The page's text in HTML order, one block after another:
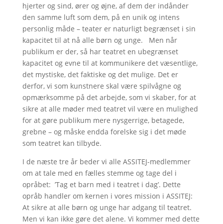
hjerter og sind, ører og øjne, af dem der indånder
den samme luft som dem, på en unik og intens
personlig måde – teater er naturligt begrænset i sin
kapacitet til at nå alle børn og unge. Men når
publikum er der, så har teatret en ubegrænset
kapacitet og evne til at kommunikere det væsentlige,
det mystiske, det faktiske og det mulige. Det er
derfor, vi som kunstnere skal være spilvågne og
opmærksomme på det arbejde, som vi skaber, for at
sikre at alle møder med teatret vil være en mulighed
for at gøre publikum mere nysgerrige, betagede,
grebne – og måske endda forelske sig i det møde
som teatret kan tilbyde.
I de næste tre år beder vi alle ASSITEJ-medlemmer
om at tale med en fælles stemme og tage del i
opråbet: ’Tag et barn med i teatret i dag’. Dette
opråb handler om kernen i vores mission i ASSITEJ:
At sikre at alle børn og unge har adgang til teatret.
Men vi kan ikke gøre det alene. Vi kommer med dette